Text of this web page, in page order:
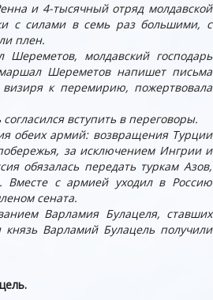
и 4-тысячный отряд молдавской
с силами в семь раз большими, с
плен.
молдавский господарь
Шереметов напишет письма
к перемирию, пожертвовала
вступить в переговоры.
обеих армий: возвращения Турции
за исключением Ингрии и
обязалась передать туркам Азов,
Вместе с армией уходил в Россию
сената.
Варламия Булацеля, ставших
Варламий Булацель получили